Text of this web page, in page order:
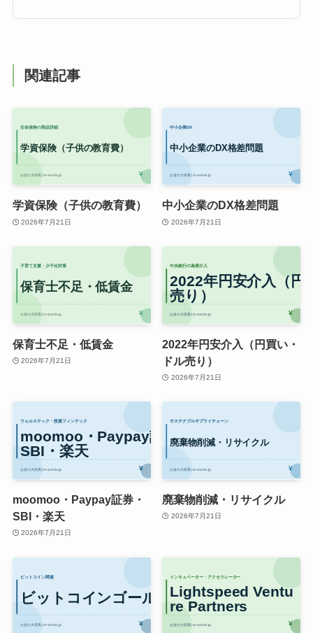
関連記事
学資保険（子供の教育費）
2026年7月21日
中小企業のDX格差問題
2026年7月21日
保育士不足・低賃金
2026年7月21日
2022年円安介入（円買い・
ドル売り）
2026年7月21日
moomoo・Paypay証券・
SBI・楽天
2026年7月21日
廃棄物削減・リサイクル
2026年7月21日